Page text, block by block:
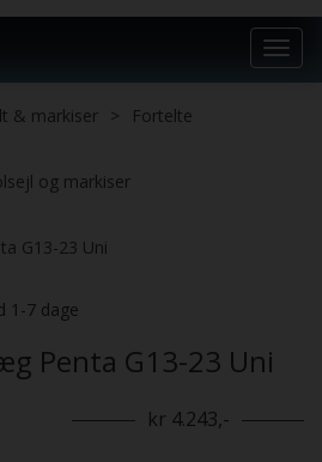
& markiser Fortelte
og markiser
G13-23 Uni
1-7 dage
Penta G13-23 Uni
kr 4.243,-